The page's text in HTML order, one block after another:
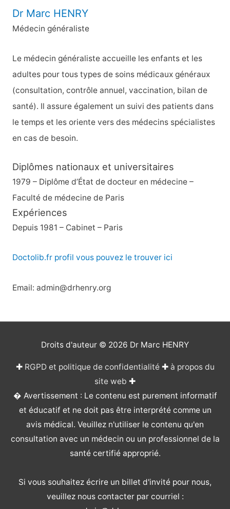
e
r
h
e
r
:
Dr Marc HENRY
Médecin généraliste
Le médecin généraliste accueille les enfants et les
adultes pour tous types de soins médicaux généraux
(consultation, contrôle annuel, vaccination, bilan de
santé). Il assure également un suivi des patients dans
le temps et les oriente vers des médecins spécialistes
en cas de besoin.
Diplômes nationaux et universitaires
1979 – Diplôme d’État de docteur en médecine –
Faculté de médecine de Paris
Expériences
Depuis 1981 – Cabinet – Paris
Doctolib.fr profil vous pouvez le trouver ici
Email: admin@drhenry.org
Droits d'auteur © 2026 Dr Marc HENRY
✚ RGPD et politique de confidentialité✚ à propos du
site web ✚
� Avertissement : Le contenu est purement informatif
et éducatif et ne doit pas être interprété comme un
avis médical. Veuillez n'utiliser le contenu qu'en
consultation avec un médecin ou un professionnel de la
santé certifié approprié.
Si vous souhaitez écrire un billet d'invité pour nous,
veuillez nous contacter par courriel :